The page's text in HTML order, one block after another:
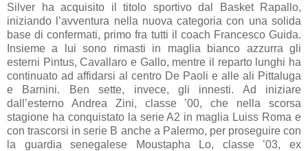
Silver ha acquisito il titolo sportivo dal Basket Rapallo,
iniziando l’avventura nella nuova categoria con una solida
base di confermati, primo fra tutti il coach Francesco Guida.
Insieme a lui sono rimasti in maglia bianco azzurra gli
esterni Pintus, Cavallaro e Gallo, mentre il reparto lunghi ha
continuato ad affidarsi al centro De Paoli e alle ali Pittaluga
e Barnini. Ben sette, invece, gli innesti. Ad iniziare
dall’esterno Andrea Zini, classe ’00, che nella scorsa
stagione ha conquistato la serie A2 in maglia Luiss Roma e
con trascorsi in serie B anche a Palermo, per proseguire con
la guardia senegalese Moustapha Lo, classe ’03, ex